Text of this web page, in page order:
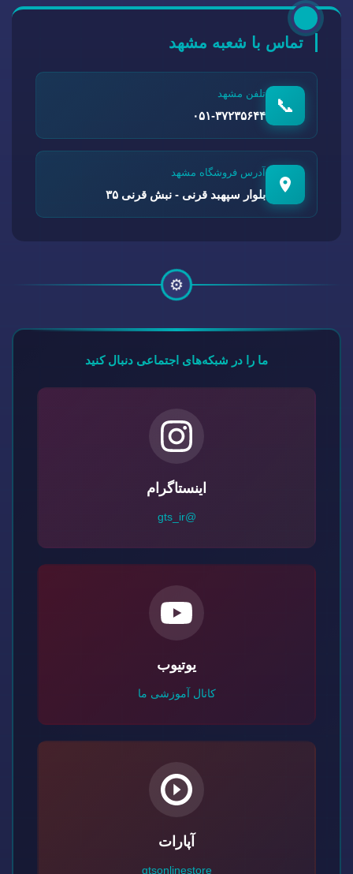
تماس با شعبه مشهد
📞
تلفن مشهد
۰۵۱-۳۷۲۳۵۶۴۴
آدرس فروشگاه مشهد
بلوار سپهبد قرنی - نبش قرنی ۳۵
⚙️
ما را در شبکه‌های اجتماعی دنبال کنید
اینستاگرام
@gts_ir
یوتیوب
کانال آموزشی ما
آپارات
gtsonlinestore